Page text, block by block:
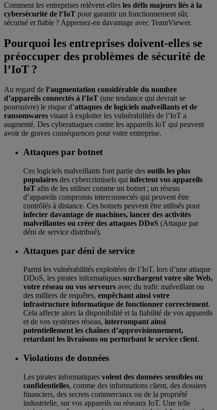
Comment les entreprises relèvent-elles les défis majeurs liés à la
cybersécurité de l’IoT pour garantir un fonctionnement sûr,
sécurisé et fiable ? Apprenez-en davantage avec TeamViewer.
Pourquoi les entreprises doivent-elles se
préoccuper des problèmes de sécurité de
l’IoT ?
Au regard de l’augmentation considérable du nombre
d’appareils connectés à l’IoT (une tendance qui devrait se
poursuivre) le risque d’attaques de logiciels malveillants et de
ransomwares visant à exploiter les vulnérabilités de l’IoT a
augmenté. Des cyberattaques contre les appareils IoT qui peuvent
avoir de graves conséquences pour votre entreprise.
Attaques par botnet
Ces logiciels malveillants font partie des outils les plus
populaires des cybercriminels qui infectent vos appareils
IoT afin de les utiliser comme un botnet ; un réseau
d’appareils compromis interconnectés qui peuvent être
contrôlés à distance. Ces botnets peuvent être utilisés pour
infecter davantage de machines, lancer des activités
malveillantes ou créer des attaques DDoS (Attaque par
déni de service distribué).
Attaques par déni de service
Parmi les vulnérabilités exploitées de l’IoT, lors d’une attaque
DDoS, les pirates informatiques surchargent votre site Web,
votre réseau ou vos serveurs avec du trafic malveillant ou
des milliers de requêtes, empêchant ainsi votre
infrastructure informatique de fonctionner correctement.
Cela affecte alors la disponibilité et la fiabilité de vos appareils
et de vos systèmes réseau, interrompant ainsi
potentiellement les chaînes d’approvisionnement,
retardant les livraisons ou perturbant le service client.
Violations de données
Les pirates informatiques volent des données sensibles ou
confidentielles, comme des informations client, des dossiers
financiers, des secrets commerciaux ou de la propriété
industrielle, sur vos appareils ou réseaux IoT. Une telle